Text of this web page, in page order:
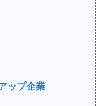
ップ企業